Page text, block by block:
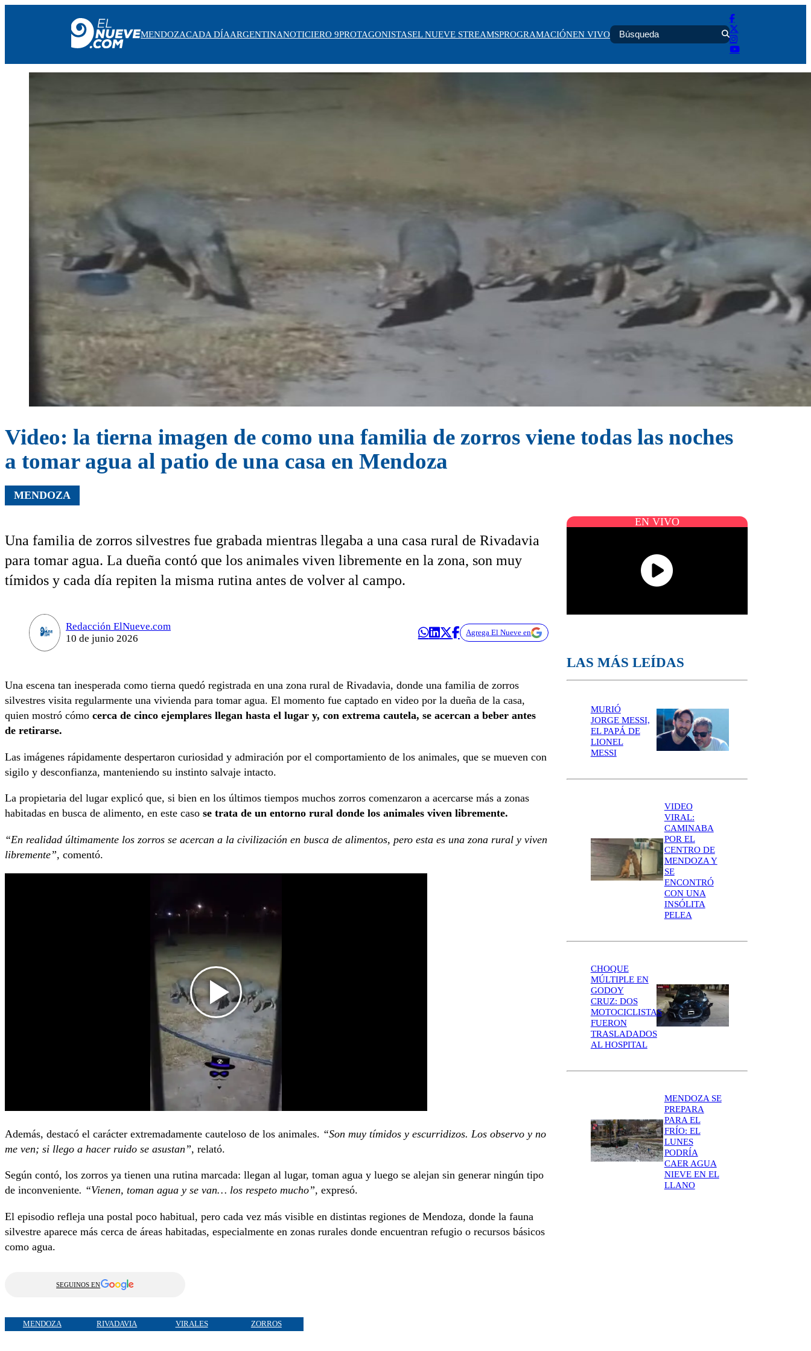
ARGENTINA
MENDOZACADA DÍAARGENTINANOTICIERO 9PROTAGONISTASEL NUEVE STREAMSPROGRAMACIÓNEN VIVO
Video: la tierna imagen de como una familia de zorros viene todas las noches
a tomar agua al patio de una casa en Mendoza
MENDOZA
Una familia de zorros silvestres fue grabada mientras llegaba a una casa rural de Rivadavia
para tomar agua. La dueña contó que los animales viven libremente en la zona, son muy
tímidos y cada día repiten la misma rutina antes de volver al campo.
Redacción ElNueve.com
10 de junio 2026
Agrega El Nueve en
Una escena tan inesperada como tierna quedó registrada en una zona rural de Rivadavia, donde una familia de zorros
silvestres visita regularmente una vivienda para tomar agua. El momento fue captado en video por la dueña de la casa,
quien mostró cómo cerca de cinco ejemplares llegan hasta el lugar y, con extrema cautela, se acercan a beber antes
de retirarse.
Las imágenes rápidamente despertaron curiosidad y admiración por el comportamiento de los animales, que se mueven con
sigilo y desconfianza, manteniendo su instinto salvaje intacto.
La propietaria del lugar explicó que, si bien en los últimos tiempos muchos zorros comenzaron a acercarse más a zonas
habitadas en busca de alimento, en este caso se trata de un entorno rural donde los animales viven libremente.
“En realidad últimamente los zorros se acercan a la civilización en busca de alimentos, pero esta es una zona rural y viven
libremente”, comentó.
Además, destacó el carácter extremadamente cauteloso de los animales. “Son muy tímidos y escurridizos. Los observo y no
me ven; si llego a hacer ruido se asustan”, relató.
Según contó, los zorros ya tienen una rutina marcada: llegan al lugar, toman agua y luego se alejan sin generar ningún tipo
de inconveniente. “Vienen, toman agua y se van… los respeto mucho”, expresó.
El episodio refleja una postal poco habitual, pero cada vez más visible en distintas regiones de Mendoza, donde la fauna
silvestre aparece más cerca de áreas habitadas, especialmente en zonas rurales donde encuentran refugio o recursos básicos
como agua.
SEGUINOS EN
MENDOZA RIVADAVIA VIRALES ZORROS
EN VIVO
LAS MÁS LEÍDAS
MURIÓ
JORGE MESSI,
EL PAPÁ DE
LIONEL
MESSI
VIDEO
VIRAL:
CAMINABA
POR EL
CENTRO DE
MENDOZA Y
SE
ENCONTRÓ
CON UNA
INSÓLITA
PELEA
CHOQUE
MÚLTIPLE EN
GODOY
CRUZ: DOS
MOTOCICLISTAS
FUERON
TRASLADADOS
AL HOSPITAL
MENDOZA SE
PREPARA
PARA EL
FRÍO: EL
LUNES
PODRÍA
CAER AGUA
NIEVE EN EL
LLANO